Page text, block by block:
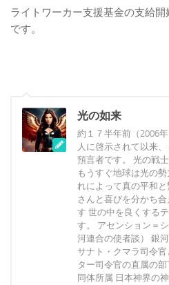
ライトワーカー支援基金の支給
です。
光の如来
約１７半年前（2006
人に啓示されて以来
預言者です。 光の戦
もうすぐ地球は光の
れによって真の平和
さんと喜びを分かち
す 世の中を良くする
す。 アセンション＝
河連合の使者談） 銀
サナト・クマラ司令
ター司令官の直属の
同体所属 日本神界の